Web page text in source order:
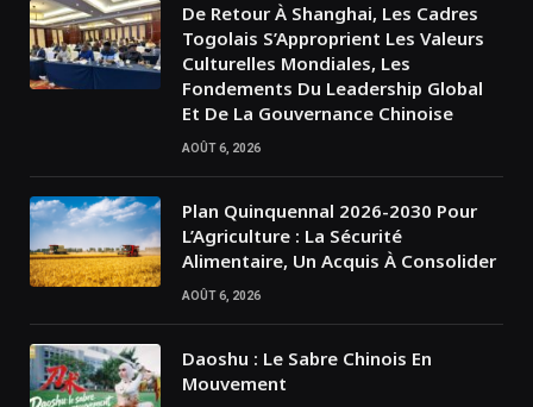
De Retour À Shanghai, Les Cadres
Togolais S’Approprient Les Valeurs
Culturelles Mondiales, Les
Fondements Du Leadership Global
Et De La Gouvernance Chinoise
AOÛT 6, 2026
Plan Quinquennal 2026-2030 Pour
L’Agriculture : La Sécurité
Alimentaire, Un Acquis À Consolider
AOÛT 6, 2026
Daoshu : Le Sabre Chinois En
Mouvement